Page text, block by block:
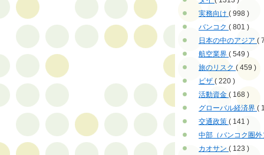
実務向け ( 998 )
バンコク ( 801 )
日本の中のアジア (
航空業界 ( 549 )
旅のリスク ( 459 )
ビザ ( 220 )
活動資金 ( 168 )
グローバル経済界 (
交通政策 ( 141 )
中部（バンコク圏
カオサン ( 123 )